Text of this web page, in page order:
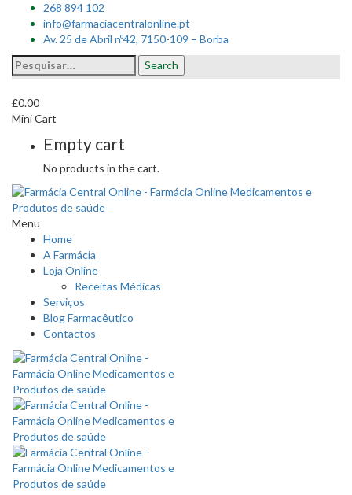
268 894 102
info@farmaciacentralonline.pt
Av. 25 de Abril nº42, 7150-109 – Borba
Search
for:
Search
£0.00
Mini Cart
Empty cart
No products in the cart.
Menu
Home
A Farmácia
Loja Online
Receitas Médicas
Serviços
Blog Farmacêutico
Contactos